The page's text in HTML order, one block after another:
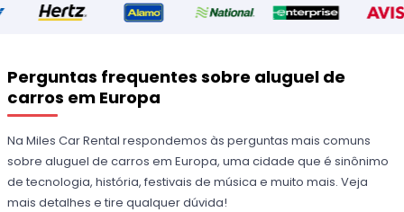
Perguntas frequentes sobre aluguel de
carros em Europa
Na Miles Car Rental respondemos às perguntas mais comuns
sobre aluguel de carros em Europa, uma cidade que é sinônimo
de tecnologia, história, festivais de música e muito mais. Veja
mais detalhes e tire qualquer dúvida!